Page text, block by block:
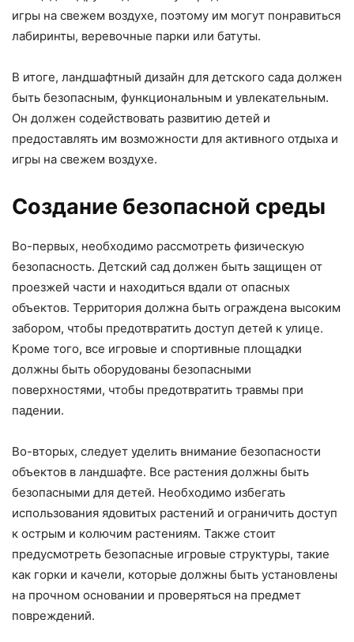
игры на свежем воздухе, поэтому им могут понравиться
лабиринты, веревочные парки или батуты.
В итоге, ландшафтный дизайн для детского сада должен
быть безопасным, функциональным и увлекательным.
Он должен содействовать развитию детей и
предоставлять им возможности для активного отдыха и
игры на свежем воздухе.
Создание безопасной среды
Во-первых, необходимо рассмотреть физическую
безопасность. Детский сад должен быть защищен от
проезжей части и находиться вдали от опасных
объектов. Территория должна быть ограждена высоким
забором, чтобы предотвратить доступ детей к улице.
Кроме того, все игровые и спортивные площадки
должны быть оборудованы безопасными
поверхностями, чтобы предотвратить травмы при
падении.
Во-вторых, следует уделить внимание безопасности
объектов в ландшафте. Все растения должны быть
безопасными для детей. Необходимо избегать
использования ядовитых растений и ограничить доступ
к острым и колючим растениям. Также стоит
предусмотреть безопасные игровые структуры, такие
как горки и качели, которые должны быть установлены
на прочном основании и проверяться на предмет
повреждений.